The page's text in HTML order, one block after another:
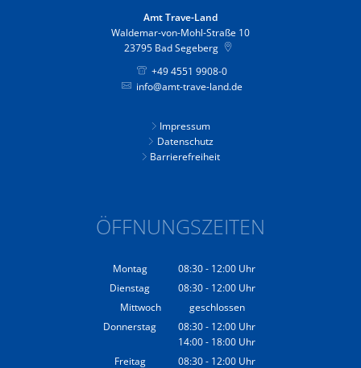
Amt Trave-Land
Waldemar-von-Mohl-Straße 10
23795 Bad Segeberg
+49 4551 9908-0
info@amt-trave-land.de
Impressum
Datenschutz
Barrierefreiheit
ÖFFNUNGSZEITEN
Montag 08:30- 12:00 Uhr
Von 08:30 bis 12:00 Uhr
Dienstag 08:30- 12:00 Uhr
Von 08:30 bis 12:00 Uhr
Mittwoch
geschlossen
Donnerstag
08:30- 12:00 Uhr
Von 08:30 bis 12:00 Uhr
14:00- 18:00 Uhr
Von 14:00 bis 18:00 Uhr
Freitag 08:30- 12:00 Uhr